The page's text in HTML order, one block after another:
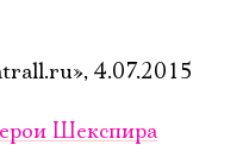
4.07.2015
Шекспира